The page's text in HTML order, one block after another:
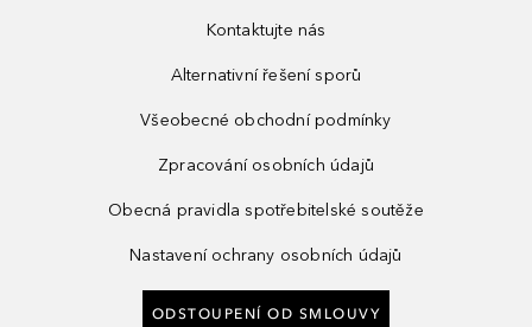
Kontaktujte nás
Alternativní řešení sporů
Všeobecné obchodní podmínky
Zpracování osobních údajů
Obecná pravidla spotřebitelské soutěže
Nastavení ochrany osobních údajů
ODSTOUPENÍ OD SMLOUVY